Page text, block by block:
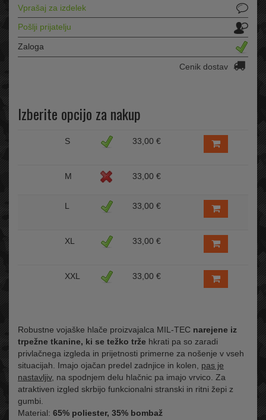
Vprašaj za izdelek
Pošlji prijatelju
Zaloga
Cenik dostav
Izberite opcijo za nakup
S 33,00 €
M 33,00 €
L 33,00 €
XL 33,00 €
XXL 33,00 €
Robustne vojaške hlače proizvajalca MIL-TEC narejene iz
trpežne tkanine, ki se težko trže hkrati pa so zaradi
privlačnega izgleda in prijetnosti primerne za nošenje v vseh
situacijah. Imajo ojačan predel zadnjice in kolen, pas je
nastavljiv, na spodnjem delu hlačnic pa imajo vrvico. Za
atraktiven izgled skrbijo funkcionalni stranski in ritni žepi z
gumbi.
Material: 65% poliester, 35% bombaž